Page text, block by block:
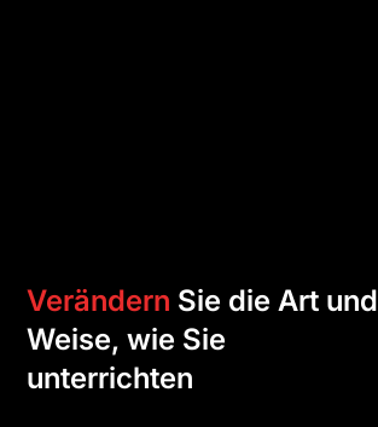
Verändern Sie die Art und
Weise, wie Sie
unterrichten